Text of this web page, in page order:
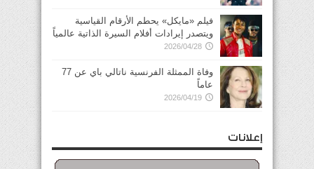
فيلم «مايكل» يحطم الأرقام القياسية
ويتصدر إيرادات أفلام السيرة الذاتية عالمياً
2026/04/28
وفاة الممثلة الفرنسية ناتالي باي عن 77
عاماً
2026/04/19
إعلانات